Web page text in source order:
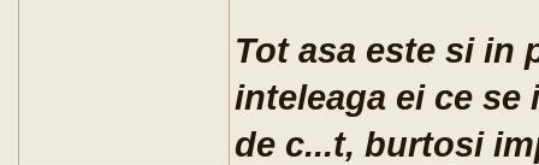
Tot asa este si in
inteleaga ei ce
de c...t, burtosi